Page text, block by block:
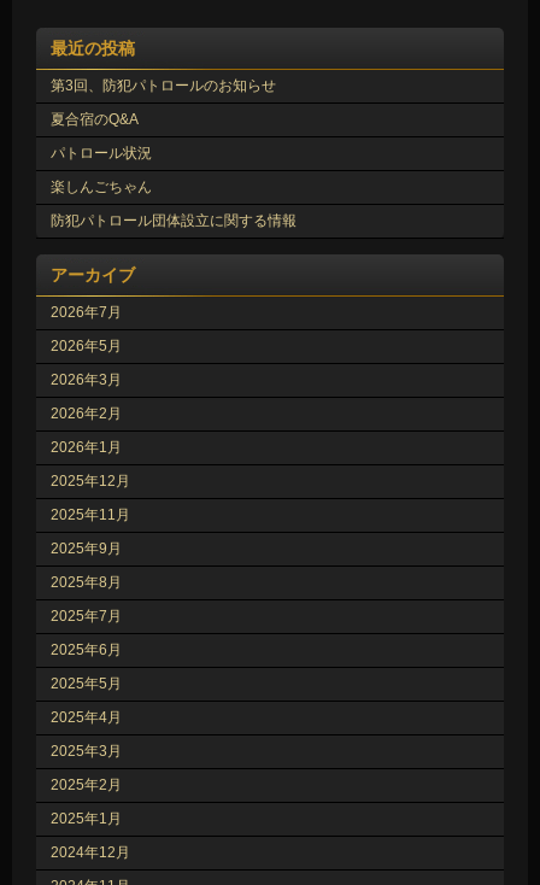
最近の投稿
第3回、防犯パトロールのお知らせ
夏合宿のQ&A
パトロール状況
楽しんごちゃん
防犯パトロール団体設立に関する情報
アーカイブ
2026年7月
2026年5月
2026年3月
2026年2月
2026年1月
2025年12月
2025年11月
2025年9月
2025年8月
2025年7月
2025年6月
2025年5月
2025年4月
2025年3月
2025年2月
2025年1月
2024年12月